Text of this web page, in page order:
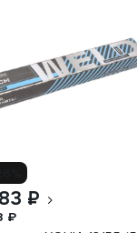
₽
₽